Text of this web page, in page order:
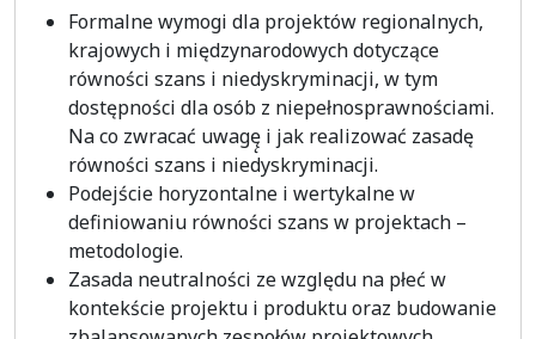
Formalne wymogi dla projektów regionalnych,
krajowych i międzynarodowych dotyczące
równości szans i niedyskryminacji, w tym
dostępności dla osób z niepełnosprawnościami.
Na co zwracać uwagę̨ i jak realizować zasadę
równości szans i niedyskryminacji.
Podejście horyzontalne i wertykalne w
definiowaniu równości szans w projektach –
metodologie.
Zasada neutralności ze względu na płeć w
kontekście projektu i produktu oraz budowanie